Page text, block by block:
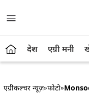
देश एग्री मनी
एग्रीकल्चर न्यूज़»फोटो»